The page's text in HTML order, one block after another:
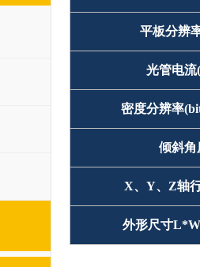
平板分辨
光管电流
密度分辨率
倾斜角
X、Y、Z轴
外形尺寸